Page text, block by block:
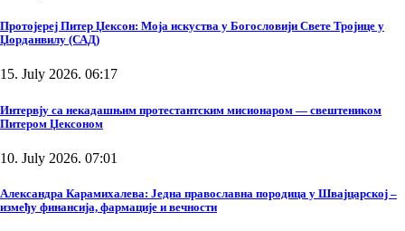
Протојереј Питер Џексон: Моја искуства у Богословији Свете Тројице у
Џорданвилу (САД)
15. July 2026. 06:17
Интервју са некадашњим протестантским мисионаром — свештеником
Питером Џексоном
10. July 2026. 07:01
Александра Карамихалева: Једна православна породица у Швајцарској –
између финансија, фармације и вечности